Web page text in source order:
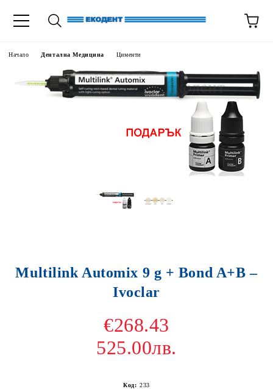
Начало Дентална Медицина Цименти
Multilink Automix 9 g + Bond A+B –
Ivoclar
€268.43
525.00лв.
Код: 233